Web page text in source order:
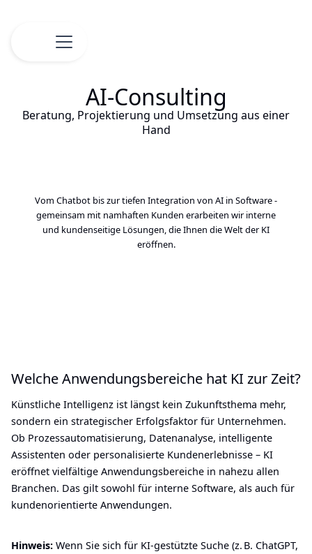
AI-Consulting
Beratung, Projektierung und Umsetzung aus einer
Hand
Vom Chatbot bis zur tiefen Integration von AI in Software -
gemeinsam mit namhaften Kunden erarbeiten wir interne
und kundenseitige Lösungen, die Ihnen die Welt der KI
eröffnen.
Welche Anwendungsbereiche hat KI zur Zeit?
Künstliche Intelligenz ist längst kein Zukunftsthema mehr,
sondern ein strategischer Erfolgsfaktor für Unternehmen.
Ob Prozessautomatisierung, Datenanalyse, intelligente
Assistenten oder personalisierte Kundenerlebnisse – KI
eröffnet vielfältige Anwendungsbereiche in nahezu allen
Branchen. Das gilt sowohl für interne Software, als auch für
kundenorientierte Anwendungen.
Hinweis: Wenn Sie sich für KI-gestützte Suche (z. B. ChatGPT,